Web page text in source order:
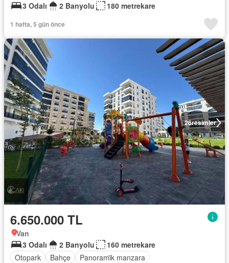
3 Odalı
2 Banyolu 180 metrekare
1 hafta, 5 gün önce
26resimler
6.650.000 TL
Van
3 Odalı
2 Banyolu
160 metrekare
Otopark
Bahçe Panorami̇k manzara